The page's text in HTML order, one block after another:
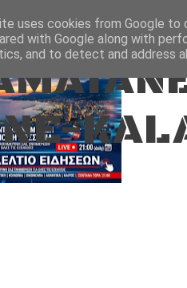
uses cookies from Google to
with Google along with
and to detect and address